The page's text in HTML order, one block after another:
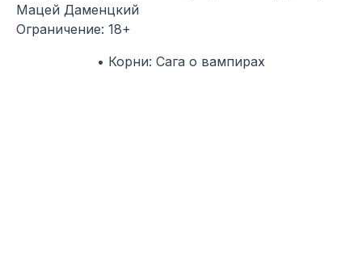
Мацей Даменцкий
Ограничение: 18+
• Корни: Сага о вампирах